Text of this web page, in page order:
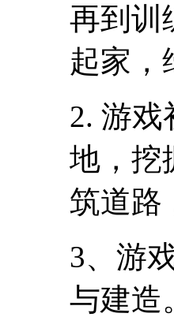
再到训
起家，
2. 游
地，挖
筑道路
3、游
与建造